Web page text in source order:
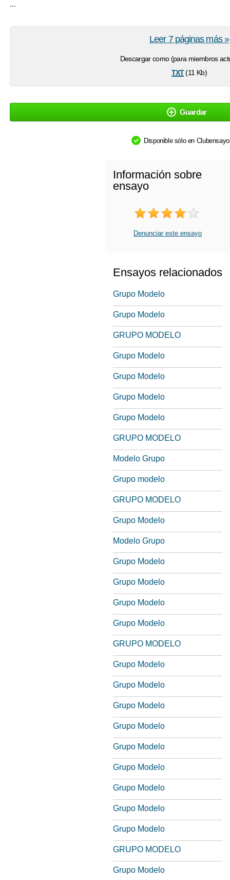
...
Descargar como (para miembros
txt(11 Kb)
Leer 7 páginas más »
Guardar
Disponible sólo en
Información sobre
ensayo
Denunciar este ensayo
Ensayos relacionados
Grupo Modelo
Grupo Modelo
GRUPO MODELO
Grupo Modelo
Grupo Modelo
Grupo Modelo
Grupo Modelo
GRUPO MODELO
Modelo Grupo
Grupo modelo
GRUPO MODELO
Grupo Modelo
Modelo Grupo
Grupo Modelo
Grupo Modelo
Grupo Modelo
Grupo Modelo
GRUPO MODELO
Grupo Modelo
Grupo Modelo
Grupo Modelo
Grupo Modelo
Grupo Modelo
Grupo Modelo
Grupo Modelo
Grupo Modelo
Grupo Modelo
GRUPO MODELO
Grupo Modelo